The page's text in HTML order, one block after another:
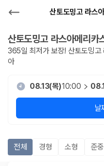
산토도밍고 라스
산토도밍고 라스아메리카
365일 최저가 보장! 산토도밍고
아
08.13(목)10:00
날
전체 경형 소형 준